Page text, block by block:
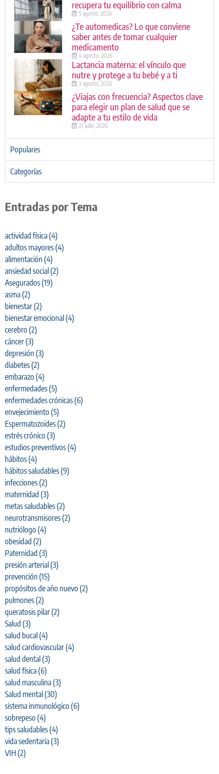
recupera tu equilibrio con calma
5 agosto, 2026
¿Te automedicas? Lo que conviene
saber antes de tomar cualquier
medicamento
4 agosto, 2026
Lactancia materna: el vínculo que
nutre y protege a tu bebé y a ti
3 agosto, 2026
¿Viajas con frecuencia? Aspectos clave
para elegir un plan de salud que se
adapte a tu estilo de vida
27 julio, 2026
Populares
Categorías
Entradas por Tema
actividad física(4)
adultos mayores(4)
alimentación (4)
ansiedad social (2)
Asegurados(19)
asma(2)
bienestar(2)
bienestar emocional (4)
cerebro (2)
cáncer(3)
depresión (3)
diabetes(2)
embarazo (4)
enfermedades(5)
enfermedades crónicas(6)
envejecimiento (5)
Espermatozoides(2)
estrés crónico (3)
estudios preventivos(4)
hábitos(4)
hábitos saludables(9)
infecciones(2)
maternidad (3)
metas saludables(2)
neurotransmisores(2)
nutriólogo (4)
obesidad (2)
Paternidad (3)
presión arterial (3)
prevención (15)
propósitos de año nuevo (2)
pulmones(2)
queratosis pilar(2)
Salud (3)
salud bucal (4)
salud cardiovascular(4)
salud dental (3)
salud física(6)
salud masculina(3)
Salud mental (30)
sistema inmunológico (6)
sobrepeso (4)
tips saludables(4)
vida sedentaria(3)
VIH (2)